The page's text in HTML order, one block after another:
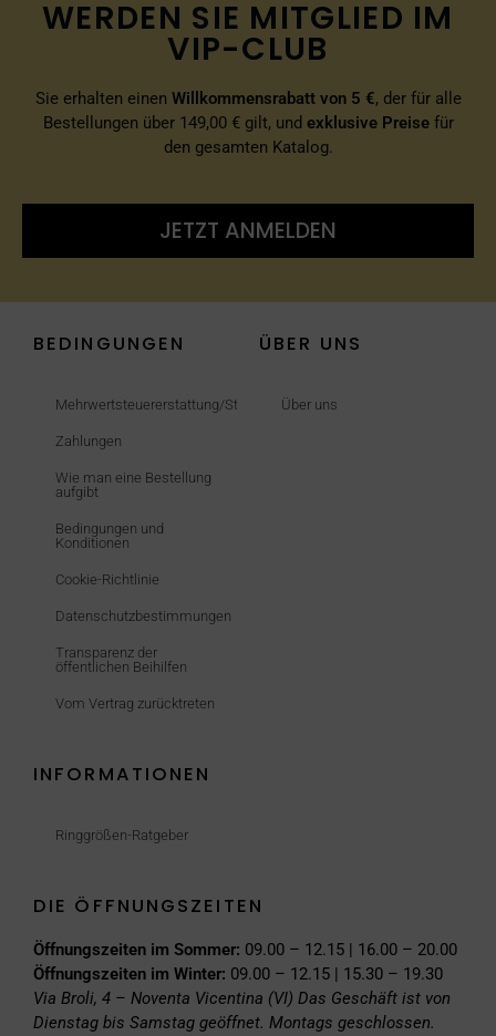
WERDEN SIE MITGLIED IM
VIP-CLUB
Sie erhalten einen Willkommensrabatt von 5 €, der für alle
Bestellungen über 149,00 € gilt, und exklusive Preisefür
den gesamten Katalog.
JETZT ANMELDEN
BEDINGUNGEN
Mehrwertsteuererstattung/Steuerfrei
Zahlungen
Wie man eine Bestellung
aufgibt
Bedingungen und
Konditionen
Cookie-Richtlinie
Datenschutzbestimmungen
Transparenz der
öffentlichen Beihilfen
Vom Vertrag zurücktreten
ÜBER UNS
Über uns
INFORMATIONEN
Ringgrößen-Ratgeber
DIE ÖFFNUNGSZEITEN
Öffnungszeiten im Sommer: 09.00 – 12.15 | 16.00 – 20.00
Öffnungszeiten im Winter: 09.00 – 12.15 | 15.30 – 19.30
Via Broli, 4 – Noventa Vicentina (VI) Das Geschäft ist von
Dienstag bis Samstag geöffnet. Montags geschlossen.